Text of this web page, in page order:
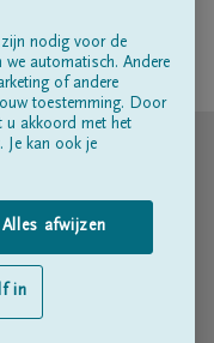
nodig voor de
we automatisch. Andere
of andere
toestemming. Door
u akkoord met het
Je kan ook je
Alles afwijzen
in